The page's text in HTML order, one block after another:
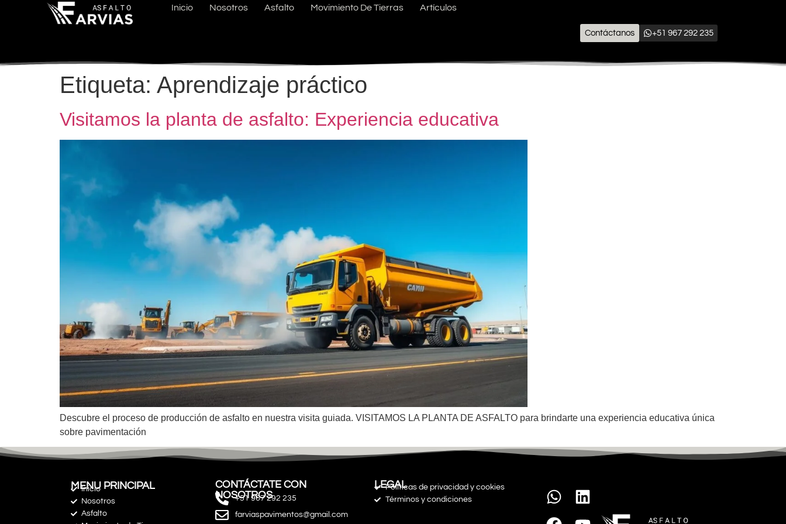
Inicio Nosotros Asfalto Movimiento De Tierras Artículos
Contáctanos +51 967 292 235
Etiqueta: Aprendizaje práctico
Visitamos la planta de asfalto: Experiencia educativa
Descubre el proceso de producción de asfalto en nuestra visita guiada. VISITAMOS LA PLANTA DE ASFALTO para brindarte una experiencia educativa única
sobre pavimentación
MENU PRINCIPAL
Inicio
Nosotros
Asfalto
CONTÁCTATE CON
NOSOTROS
+51 967 292 235
farviaspavimentos@gmail.com
Políticas de privacidad y cookies
Términos y condiciones
LEGAL